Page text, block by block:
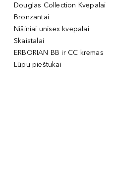
Douglas Collection Kvepalai
Bronzantai
Nišiniai unisex kvepalai
Skaistalai
ERBORIAN BB ir CC kremas
Lūpų pieštukai